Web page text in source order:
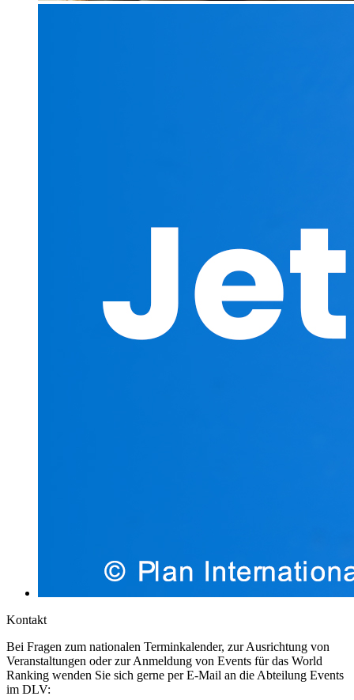
Kontakt
Bei Fragen zum nationalen Terminkalender, zur Ausrichtung von
Veranstaltungen oder zur Anmeldung von Events für das World
Ranking wenden Sie sich gerne per E-Mail an die Abteilung Events
im DLV: